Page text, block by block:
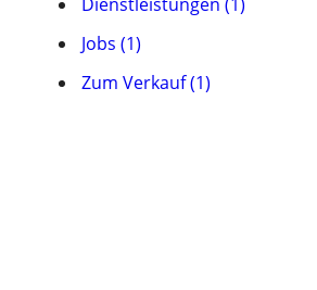
Jobs (1)
Zum Verkauf (1)